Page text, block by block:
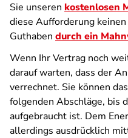
Sie unseren kostenlosen
diese Aufforderung
Guthaben durch ein
Wenn Ihr Vertrag noch
darauf warten, dass der
verrechnet. Sie können
folgenden Abschläge, bis
aufgebraucht ist. Dem
allerdings ausdrücklich